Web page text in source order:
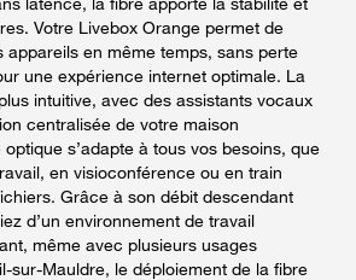
Votre Livebox Orange permet de
appareils en même temps, sans perte
une expérience internet optimale. La
intuitive, avec des assistants vocaux
centralisée de votre maison
s’adapte à tous vos besoins, que
en visioconférence ou en train
Grâce à son débit descendant
d’un environnement de travail
même avec plusieurs usages
sur-Mauldre, le déploiement de la fibre